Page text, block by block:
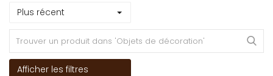
Plus récent
Afficher les filtres